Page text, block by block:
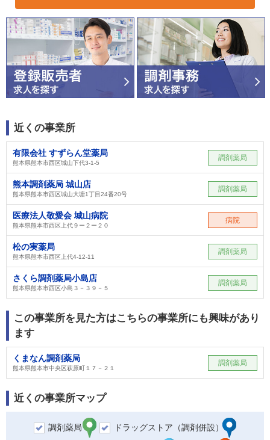
近くの事業所
有限会社 すずらん堂薬局
熊本県熊本市西区城山下代3-1-5
調剤薬局
熊本調剤薬局 城山店
熊本県熊本市西区城山大塘1丁目24番20号
調剤薬局
医療法人敬愛会 城山病院
熊本県熊本市西区上代９ー２ー２０
病院
松の実薬局
熊本県熊本市西区上代4-12-11
調剤薬局
さくら調剤薬局小島店
熊本県熊本市西区小島３－３９－５
調剤薬局
この事業所を見た方はこちらの事業所にも興味があり
ます
くまなん調剤薬局
熊本県熊本市中央区萩原町１７－２１
調剤薬局
近くの事業所マップ
調剤薬局 ドラッグストア（調剤併設）